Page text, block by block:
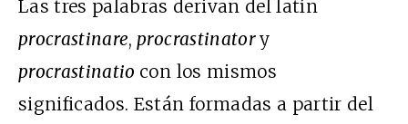
Las tres palabras derivan del latín
procrastinare, procrastinatory
procrastinatio con los mismos
significados. Están formadas a partir del